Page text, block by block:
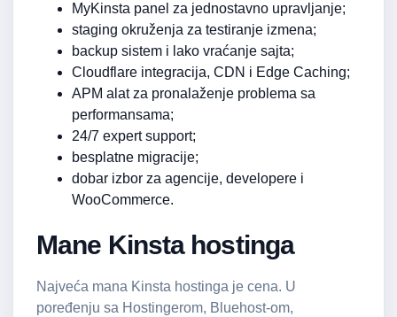
MyKinsta panel za jednostavno upravljanje;
staging okruženja za testiranje izmena;
backup sistem i lako vraćanje sajta;
Cloudflare integracija, CDN i Edge Caching;
APM alat za pronalaženje problema sa
performansama;
24/7 expert support;
besplatne migracije;
dobar izbor za agencije, developere i
WooCommerce.
Mane Kinsta hostinga
Najveća mana Kinsta hostinga je cena. U
poređenju sa Hostingerom, Bluehost-om,